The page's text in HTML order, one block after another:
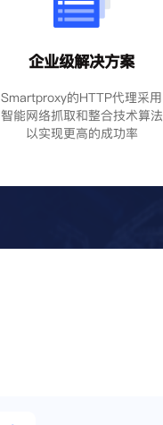
企业级解决方案
Smartproxy的HTTP代理采用
智能网络抓取和整合技术算法
以实现更高的成功率